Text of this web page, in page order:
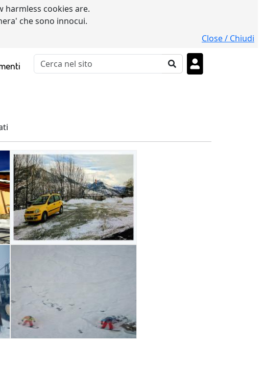
harmless cookies are.
che sono innocui.
Close / Chiudi